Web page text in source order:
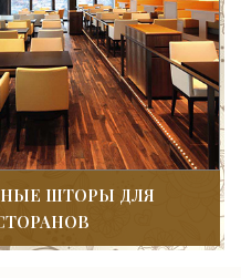
ШТОРЫ ДЛЯ